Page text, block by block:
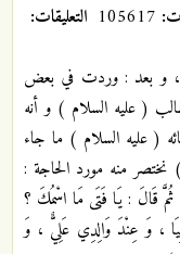
التعليقات:
، و بعد : وردت في بعض
( عليه السلام ) و أنه
( عليه السلام ) ما جاء
منه مورد الحاجة :
قَالَ : يَا فَتَى مَا اسْمُكَ ؟
، وَ عِنْدَ وَالِدِي عَلِيٌّ ، وَ